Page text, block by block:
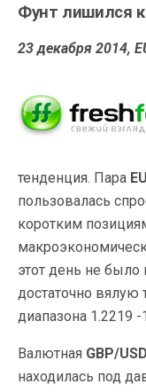
Фунт лишился
23 декабря 2014,
тенденция. Пара
пользовалась
коротким
этот день не
достаточно вялую
диапазона 1.2219 -
Валютная GBP/USD
находилась под